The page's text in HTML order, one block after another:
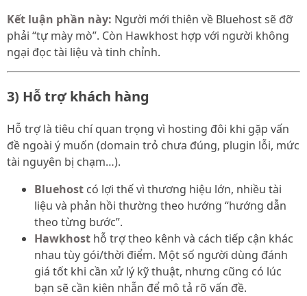
Kết luận phần này: Người mới thiên về Bluehost sẽ đỡ
phải “tự mày mò”. Còn Hawkhost hợp với người không
ngại đọc tài liệu và tinh chỉnh.
3) Hỗ trợ khách hàng
Hỗ trợ là tiêu chí quan trọng vì hosting đôi khi gặp vấn
đề ngoài ý muốn (domain trỏ chưa đúng, plugin lỗi, mức
tài nguyên bị chạm…).
Bluehost có lợi thế vì thương hiệu lớn, nhiều tài
liệu và phản hồi thường theo hướng “hướng dẫn
theo từng bước”.
Hawkhost hỗ trợ theo kênh và cách tiếp cận khác
nhau tùy gói/thời điểm. Một số người dùng đánh
giá tốt khi cần xử lý kỹ thuật, nhưng cũng có lúc
bạn sẽ cần kiên nhẫn để mô tả rõ vấn đề.